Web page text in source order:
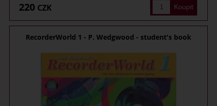
220 CZK
RecorderWorld 1 - P. Wedgwood - student's book